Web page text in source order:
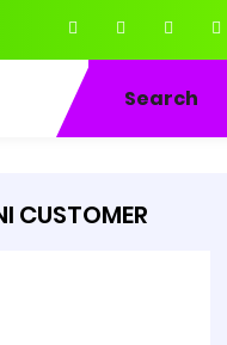
Search
CUSTOMER